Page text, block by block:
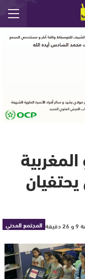
يحتفيان
المجتمع المدني